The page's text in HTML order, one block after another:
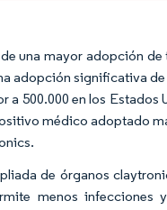
una mayor adopción
adopción significativa
500.000 en los Estados
médico adoptado
de órganos
menos infecciones